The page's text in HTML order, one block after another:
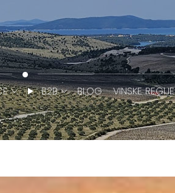
B2B BLOG VINSKE REGIJE